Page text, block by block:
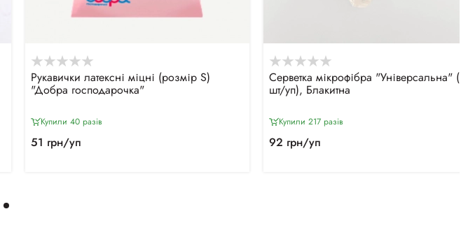
Рукавички латексні міцні (розмір S)
"Добра господарочка"
Купили 40 разiв
51 грн/уп
Серветка мікрофібра "Універсальна" (5
шт/уп), Блакитна
Купили 217 разiв
92 грн/уп